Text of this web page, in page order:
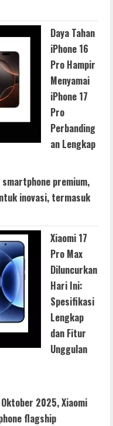
Daya Tahan
iPhone 16
Pro Hampir
Menyamai
iPhone 17
Pro
Perbanding
an Lengkap
smartphone premium,
inovasi, termasuk
Xiaomi 17
Pro Max
Diluncurkan
Hari Ini:
Spesifikasi
Lengkap
dan Fitur
Unggulan
2025, Xiaomi
flagship